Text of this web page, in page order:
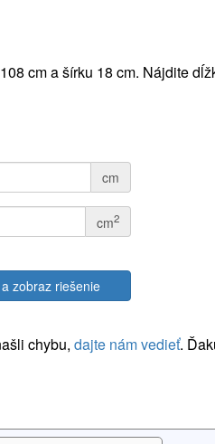
cm a šírku 18 cm. Nájdite
cm
cm2
zobraz riešenie
chybu, dajte nám vedieť.